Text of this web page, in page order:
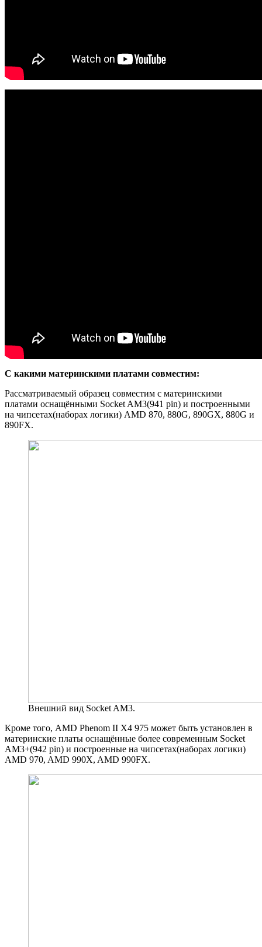
С какими материнскими платами совместим:
Рассматриваемый образец совместим с материнскими
платами оснащёнными Socket AM3(941 pin) и построенными
на чипсетах(наборах логики) AMD 870, 880G, 890GX, 880G и
890FX.
Внешний вид Socket AM3.
Кроме того, AMD Phenom II X4 975 может быть установлен в
материнские платы оснащённые более современным Socket
AM3+(942 pin) и построенные на чипсетах(наборах логики)
AMD 970, AMD 990X, AMD 990FX.